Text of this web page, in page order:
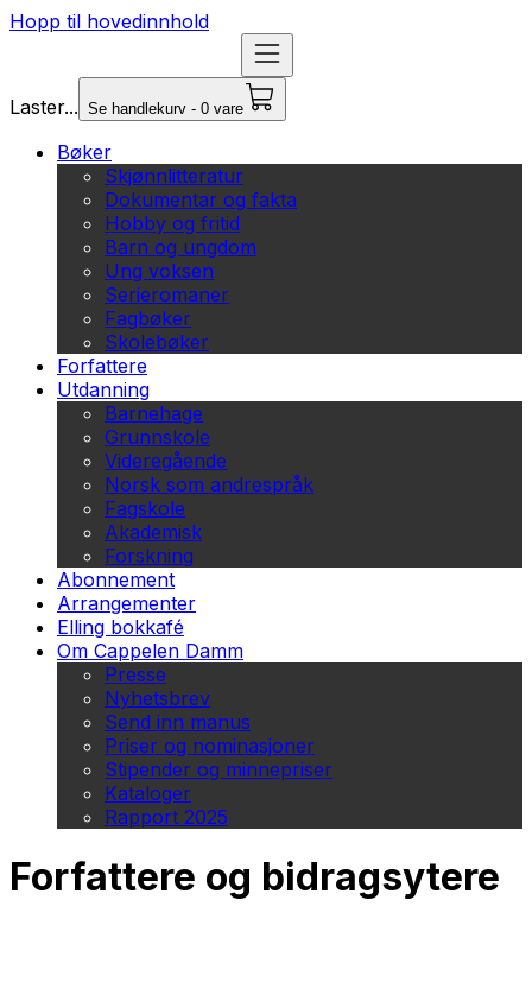
Hopp til hovedinnhold
Laster... Se handlekurv - 0 vare
Bøker
Skjønnlitteratur
Dokumentar og fakta
Hobby og fritid
Barn og ungdom
Ung voksen
Serieromaner
Fagbøker
Skolebøker
Forfattere
Utdanning
Barnehage
Grunnskole
Videregående
Norsk som andrespråk
Fagskole
Akademisk
Forskning
Abonnement
Arrangementer
Elling bokkafé
Om Cappelen Damm
Presse
Nyhetsbrev
Send inn manus
Priser og nominasjoner
Stipender og minnepriser
Kataloger
Rapport 2025
Forfattere og bidragsytere